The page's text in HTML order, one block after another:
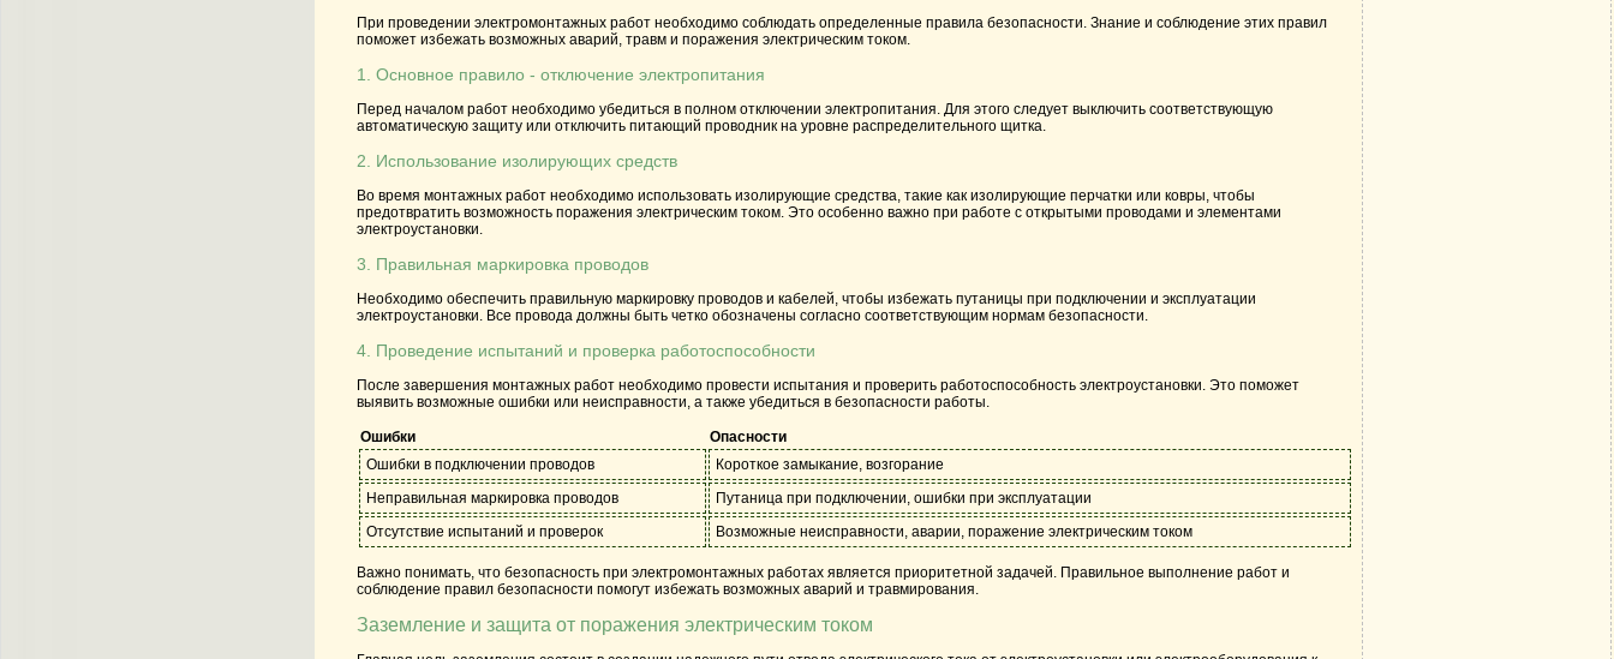
При проведении электромонтажных работ необходимо соблюдать определенные правила безопасности. Знание и соблюдение этих правил
поможет избежать возможных аварий, травм и поражения электрическим током.
1. Основное правило - отключение электропитания
Перед началом работ необходимо убедиться в полном отключении электропитания. Для этого следует выключить соответствующую
автоматическую защиту или отключить питающий проводник на уровне распределительного щитка.
2. Использование изолирующих средств
Во время монтажных работ необходимо использовать изолирующие средства, такие как изолирующие перчатки или ковры, чтобы
предотвратить возможность поражения электрическим током. Это особенно важно при работе с открытыми проводами и элементами
электроустановки.
3. Правильная маркировка проводов
Необходимо обеспечить правильную маркировку проводов и кабелей, чтобы избежать путаницы при подключении и эксплуатации
электроустановки. Все провода должны быть четко обозначены согласно соответствующим нормам безопасности.
4. Проведение испытаний и проверка работоспособности
После завершения монтажных работ необходимо провести испытания и проверить работоспособность электроустановки. Это поможет
выявить возможные ошибки или неисправности, а также убедиться в безопасности работы.
Ошибки
Опасности
Ошибки в подключении проводов
Короткое замыкание, возгорание
Неправильная маркировка проводов
Путаница при подключении, ошибки при эксплуатации
Отсутствие испытаний и проверок
Возможные неисправности, аварии, поражение электрическим током
Важно понимать, что безопасность при электромонтажных работах является приоритетной задачей. Правильное выполнение работ и
соблюдение правил безопасности помогут избежать возможных аварий и травмирования.
Заземление и защита от поражения электрическим током